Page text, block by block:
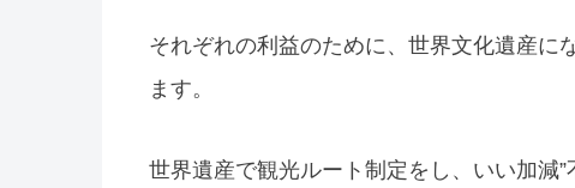
それぞれの利益のために、世界文化遺産に
ます。
世界遺産で観光ルート制定をし、いい加減